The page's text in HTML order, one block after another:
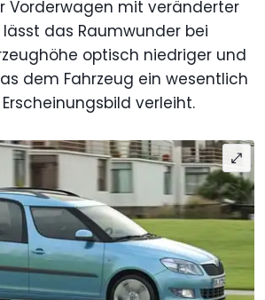
Vorderwagen mit veränderter
das Raumwunder bei
optisch niedriger und
dem Fahrzeug ein wesentlich
verleiht.